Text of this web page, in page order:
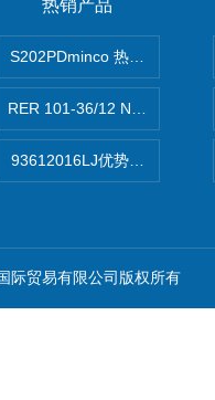
热销产品
S202PDminco 热电阻
RER 101-36/12 NHH离心
93612016LJ优势供应美国
际贸易有限公司版权所有